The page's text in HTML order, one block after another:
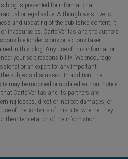
blog is presented for informational
or legal value. Although we strive to
and updating of the published content, it
inaccuracies. Carte Veritas and the authors
for decisions or actions taken
in this blog. Any use of this information
your sole responsibility. We encourage
or an expert for any important
subjects discussed. In addition, the
may be modified or updated without notice.
Carte Veritas and its partners are
losses, direct or indirect damages, or
of the contents of this site, whether they
the interpretation of the information